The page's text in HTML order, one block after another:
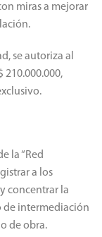
miras a mejorar
se autoriza al
210.000.000,
la “Red
a los
concentrar la
de intermediación
de obra.